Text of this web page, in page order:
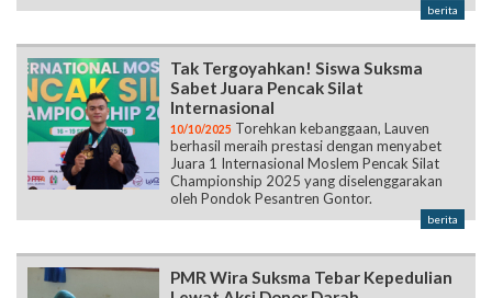
berita
Tak Tergoyahkan! Siswa Suksma
Sabet Juara Pencak Silat
Internasional
10/10/2025 Torehkan kebanggaan, Lauven
berhasil meraih prestasi dengan menyabet
Juara 1 Internasional Moslem Pencak Silat
Championship 2025 yang diselenggarakan
oleh Pondok Pesantren Gontor.
berita
PMR Wira Suksma Tebar Kepedulian